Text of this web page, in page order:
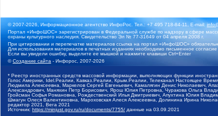
© 2007-2026, Информационное агентство ИнфоРос. Тел.: +7 495 718-84-11, E-mail:
Портал «ИнфоШОС» зарегистрирован в Федеральной службе по надзору в сфере
охраны культурного наследия. Свидетельство Эл № 77-31649 от 04 апреля 2008 г.
При цитировании и перепечатке материалов ссылка на портал «ИнфоШОС»
Для использования материалов в печатных изданиях необходимо письменное
Если вы увидели ошибку, выделите ее мышкой и нажмите клавиши Ctrl+Enter
©Создание сайта - Инфорос, 2007-2026
* Реестр иностранных средств массовой информации, выполняющих функции
Голос Америки, Idel.Реалии, Кавказ.Реалии, Крым.Реалии, Телеканал Настоящее
Людмила Алексеевна, Маркелов Сергей Евгеньевич, Камалягин Денис Николаевич,
Александрович, Маняхин Петр Борисович, Ярош Юлия Петровна, Чуракова Ольга
Гройсман Софья Романовна, Рождественский Илья Дмитриевич, Апухтина Юлия
Шмагун Олеся Валентиновна, Мароховская Алеся Алексеевна, Долинина Ирина
редактор 2021, Вега 2021
Источник: https://minjust.gov.ru/ru/documents/7755/ данные на 03.09.2021